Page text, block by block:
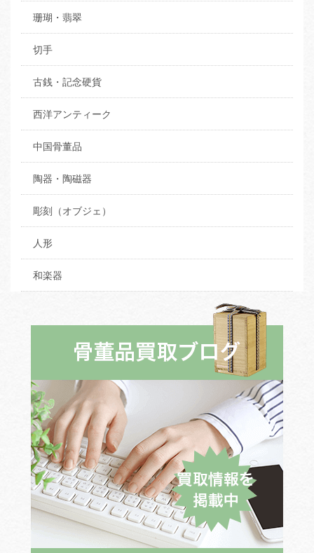
珊瑚・翡翠
切手
古銭・記念硬貨
西洋アンティーク
中国骨董品
陶器・陶磁器
彫刻（オブジェ）
人形
和楽器